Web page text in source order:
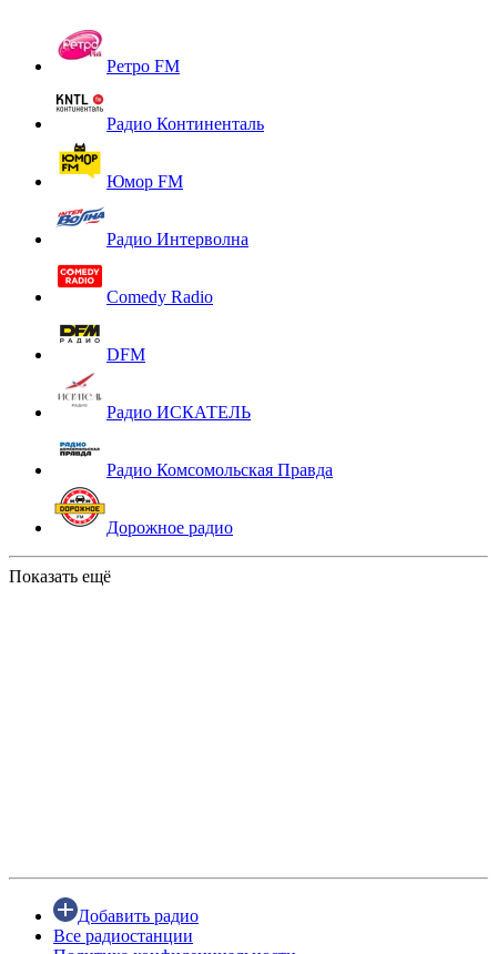
Ретро FM
Радио Континенталь
Юмор FM
Радио Интерволна
Comedy Radio
DFM
Радио ИСКАТЕЛЬ
Радио Комсомольская Правда
Дорожное радио
Показать ещё
Добавить радио
Все радиостанции